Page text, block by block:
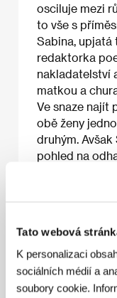
Tato webová
K personalizaci
sociálních médií a
soubory cookie.
osciluje mezi
to vše s
Sabina, upjatá
redaktorka
nakladatelství
matkou a
Ve snaze najít
obě ženy
druhým.
pohled na
týdeníků,
O filmu
101 min /